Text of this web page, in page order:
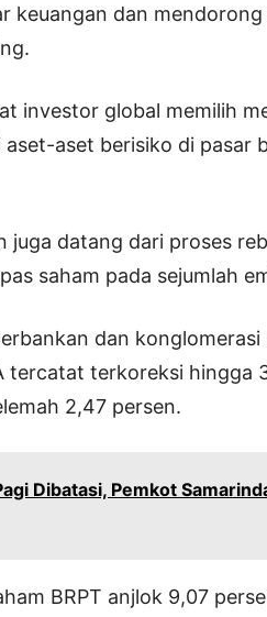
keuangan dan
investor global memilih
aset berisiko di pasar
juga datang dari proses
saham pada sejumlah
dan
tercatat terkoreksi hingga
2,47 persen.
Dibatasi, Pemkot
BRPT anjlok 9,07